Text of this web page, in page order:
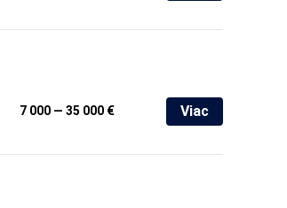
7 000 — 35 000 € Viac